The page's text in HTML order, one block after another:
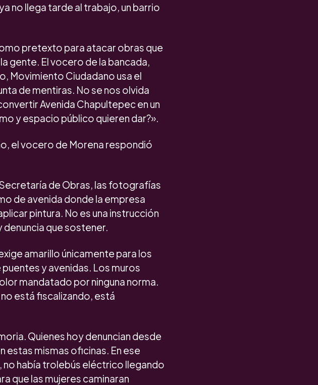
no llega tarde al trabajo, un barrio
pretexto para atacar obras que
gente. El vocero de la bancada,
Movimiento Ciudadano usa el
de mentiras. No se nos olvida
Avenida Chapultepec en un
y espacio público quieren dar?».
el vocero de Morena respondió
de Obras, las fotografías
de avenida donde la empresa
pintura. No es una instrucción
denuncia que sostener.
amarillo únicamente para los
y avenidas. Los muros
mandatado por ninguna norma.
está fiscalizando, está
Quienes hoy denuncian desde
estas mismas oficinas. En ese
no había trolebús eléctrico llegando
que las mujeres caminaran